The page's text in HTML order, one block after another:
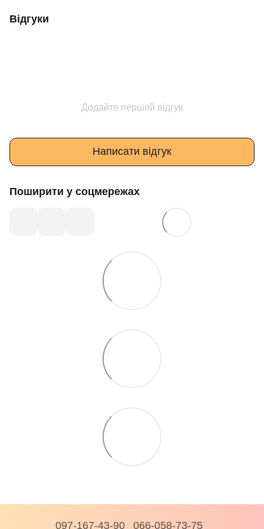
Відгуки
Додайте перший відгук
Написати відгук
Поширити у соцмережах
097-167-43-90 066-058-73-75